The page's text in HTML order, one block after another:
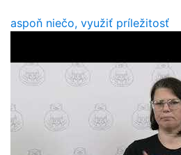
aspoň niečo, využiť príležitosť